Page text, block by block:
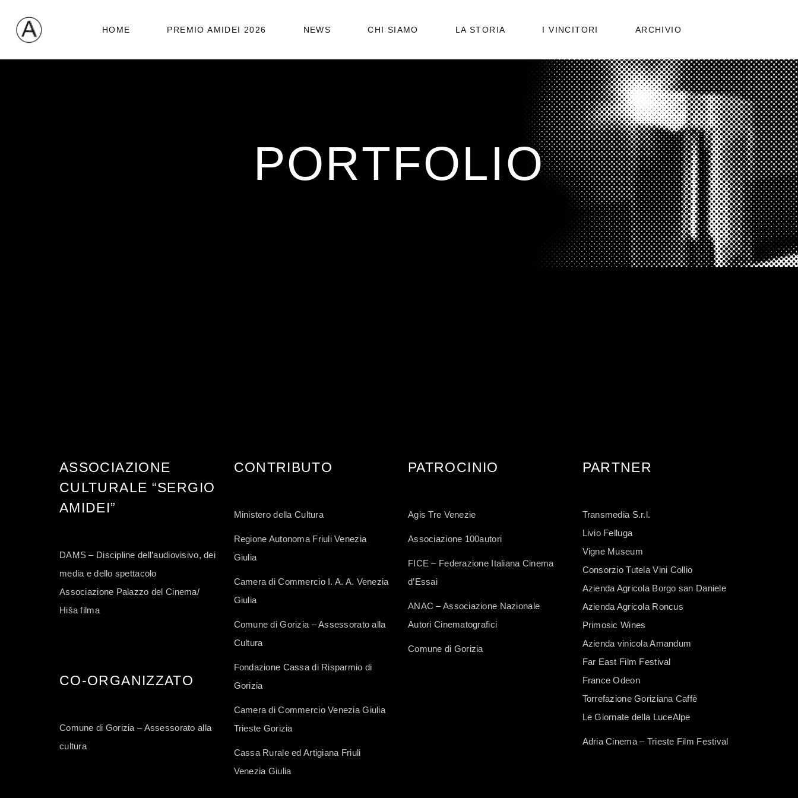
HOME PREMIO AMIDEI 2026 NEWS CHI SIAMO LA STORIA I VINCITORI ARCHIVIO
PUBBLICAZIONI
EDIZIONI PRECEDENTI
PORTFOLIO
ASSOCIAZIONE
CULTURALE “SERGIO
AMIDEI”
DAMS – Discipline dell’audiovisivo, dei
media e dello spettacolo
Associazione Palazzo del Cinema/
Hiša filma
CO-ORGANIZZATO
Comune di Gorizia – Assessorato alla
cultura
CONTRIBUTO
Ministero della Cultura
Regione Autonoma Friuli Venezia
Giulia
Camera di Commercio I. A. A. Venezia
Giulia
Comune di Gorizia – Assessorato alla
Cultura
Fondazione Cassa di Risparmio di
Gorizia
Camera di Commercio Venezia Giulia
Trieste Gorizia
Cassa Rurale ed Artigiana Friuli
Venezia Giulia
PATROCINIO
Agis Tre Venezie
Associazione 100autori
FICE – Federazione Italiana Cinema
d’Essai
ANAC – Associazione Nazionale
Autori Cinematografici
Comune di Gorizia
PARTNER
Transmedia S.r.l.
Livio Felluga
Vigne Museum
Consorzio Tutela Vini Collio
Azienda Agricola Borgo san Daniele
Azienda Agricola Roncus
Primosic Wines
Azienda vinicola Amandum
Far East Film Festival
France Odeon
Torrefazione Goriziana Caffè
Le Giornate della LuceAlpe
Adria Cinema – Trieste Film Festival